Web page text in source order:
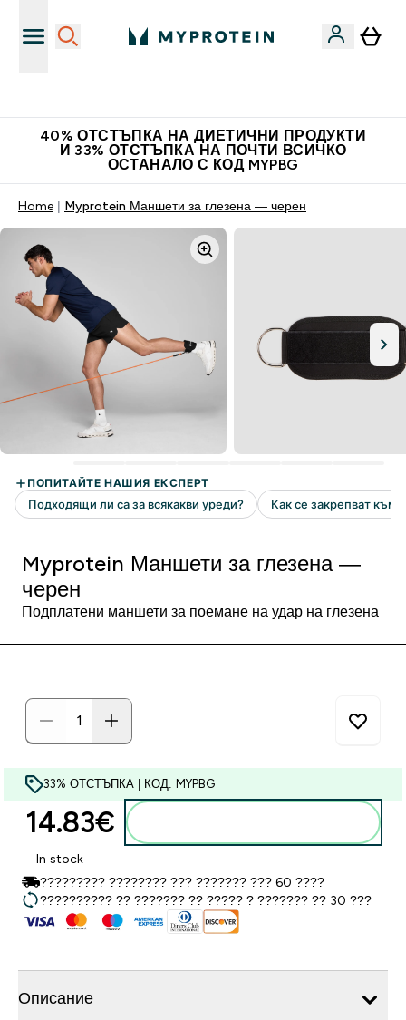
40% ОТСТЪПКА НА ДИЕТИЧНИ ПРОДУКТИ
И 33% ОТСТЪПКА НА ПОЧТИ ВСИЧКО
ОСТАНАЛО С КОД MYPBG
Home Myprotein Маншети за глезена — черен
Myprotein Маншети за глезена —
черен
Подплатени маншети за поемане на удар на глезена
33% ОТСТЪПКА | КОД: MYPBG
14.83€‎
In stock
????????? ???????? ??? ??????? ??? 60 ????
?????????? ?? ??????? ?? ????? ? ??????? ?? 30 ???
Описание